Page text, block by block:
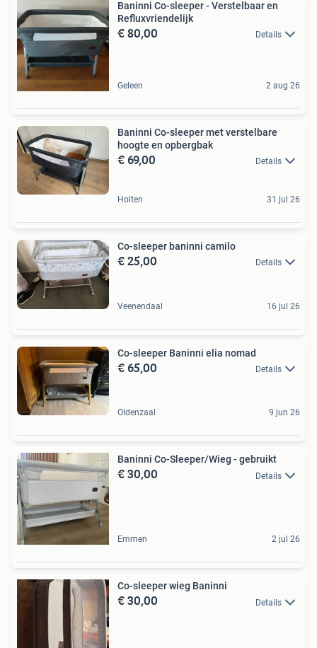
Baninni Co-sleeper - Verstelbaar en
Refluxvriendelijk
€ 80,00 Details
Geleen 2 aug 26
Baninni Co-sleeper met verstelbare
hoogte en opbergbak
€ 69,00 Details
Holten 31 jul 26
Co-sleeper baninni camilo
€ 25,00 Details
Veenendaal 16 jul 26
Co-sleeper Baninni elia nomad
€ 65,00 Details
Oldenzaal 9 jun 26
Baninni Co-Sleeper/Wieg - gebruikt
€ 30,00 Details
Emmen 2 jul 26
Co-sleeper wieg Baninni
€ 30,00 Details